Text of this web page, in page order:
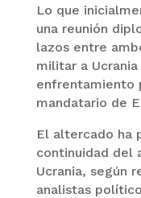
Lo que
una reunión
lazos entre
militar a
enfrentamiento
mandatario de
El altercado ha
continuidad del
Ucrania, según
analistas